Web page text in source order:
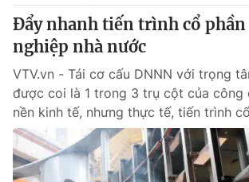
Đẩy nhanh tiến trình cổ phần
nghiệp nhà nước
VTV.vn - Tái cơ cấu DNNN với trọng
được coi là 1 trong 3 trụ cột của công
nền kinh tế, nhưng thực tế, tiến trình